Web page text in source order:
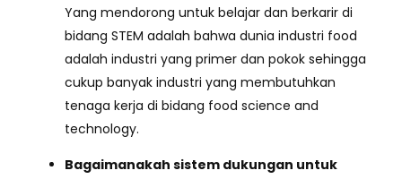
Yang mendorong untuk belajar dan berkarir di
bidang STEM adalah bahwa dunia industri food
adalah industri yang primer dan pokok sehingga
cukup banyak industri yang membutuhkan
tenaga kerja di bidang food science and
technology.
Bagaimanakah sistem dukungan untuk